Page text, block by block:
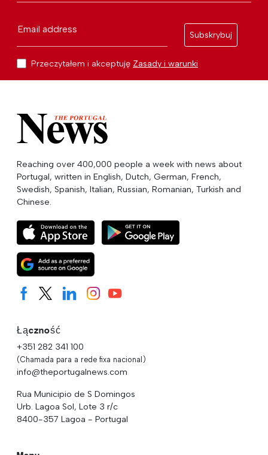
Email address
Subskrybuj
Przeczytałem i akceptuję Zasady i warunki
Reaching over 400,000 people a week with news about
Portugal, written in English, Dutch, German, French,
Swedish, Spanish, Italian, Russian, Romanian, Turkish and
Chinese.
Łączność
+351 282 341 100
(Chamada para a rede fixa nacional)
info@theportugalnews.com
Rua Municipio de S Domingos
Urb. Lagoa Sol, Lote 3 r/c
8400-357 Lagoa - Portugal